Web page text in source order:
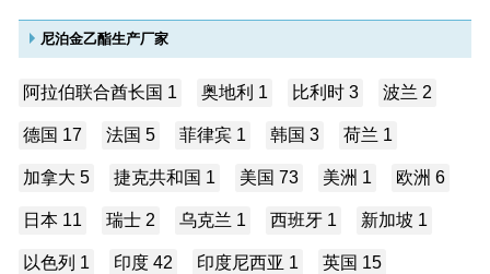
尼泊金乙酯生产厂家
阿拉伯联合酋长国 1 奥地利 1 比利时 3 波兰 2
德国 17 法国 5 菲律宾 1 韩国 3 荷兰 1
加拿大 5 捷克共和国 1 美国 73 美洲 1 欧洲 6
日本 11 瑞士 2 乌克兰 1 西班牙 1 新加坡 1
以色列 1 印度 42 印度尼西亚 1 英国 15